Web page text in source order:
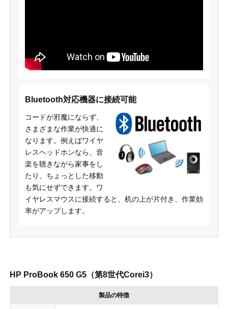
Bluetooth対応機器に接続可能
コードが邪魔にならず、
さまざまな作業が快適に
なります。例えばワイヤ
レスヘッドホンなら、音
楽を聴きながら家事をし
たり、ちょっとした移動
も気にせずできます。ワ
イヤレスマウスに接続すると、机の上が片付き、作業効
率がアップします。
HP ProBook 650 G5（第8世代Corei3）
製品の特徴